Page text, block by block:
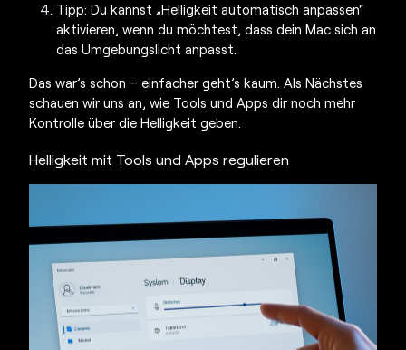
Tipp: Du kannst „Helligkeit automatisch anpassen“
aktivieren, wenn du möchtest, dass dein Mac sich an
das Umgebungslicht anpasst.
Das war’s schon – einfacher geht’s kaum. Als Nächstes
schauen wir uns an, wie Tools und Apps dir noch mehr
Kontrolle über die Helligkeit geben.
Helligkeit mit Tools und Apps regulieren